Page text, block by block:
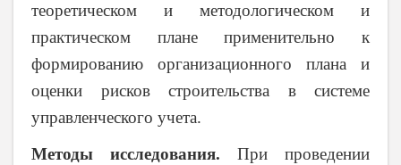
теоретическом и методологическом и
практическом плане применительно к
формированию организационного плана и
оценки рисков строительства в системе
управленческого учета.
Методы исследования. При проведении